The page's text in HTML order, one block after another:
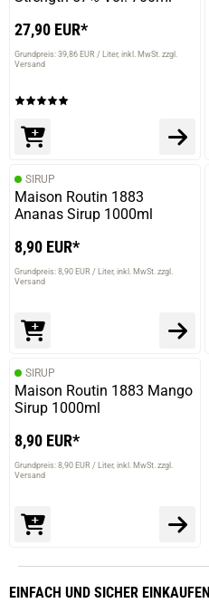
27,90 EUR*
Grundpreis: 39,86 EUR / Liter inkl. MwSt. zzgl.
Versand
SIRUP
Maison Routin 1883
Ananas Sirup 1000ml
8,90 EUR*
Grundpreis: 8,90 EUR / Liter inkl. MwSt. zzgl.
Versand
SIRUP
Maison Routin 1883 Mango
Sirup 1000ml
8,90 EUR*
Grundpreis: 8,90 EUR / Liter inkl. MwSt. zzgl.
Versand
EINFACH UND SICHER EINKAUFEN